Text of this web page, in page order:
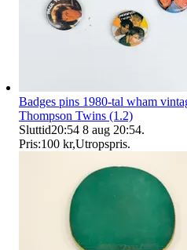
Badges pins 1980-tal wham
Thompson Twins (1.2)
Sluttid20:54 8 aug 20:54.
Pris:100 kr,Utropspris.